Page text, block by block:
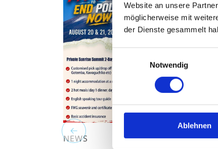
Website an unsere
möglicherweise mit
der Dienste gesammelt
Einwilligungsauswahl
Notwendig
Ablehnen
NEWS